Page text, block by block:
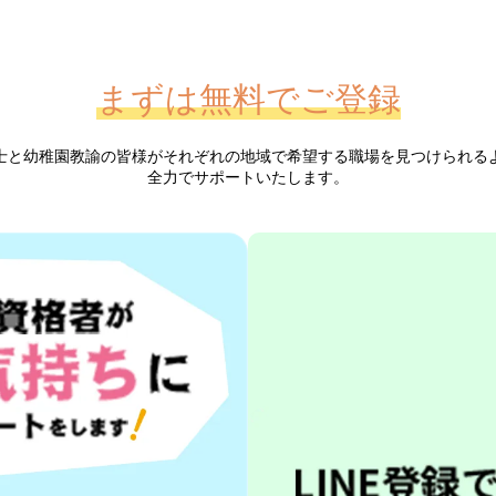
まずは無料でご登録
と幼稚園教諭の皆様がそれぞれの地域で希望する職場を見つけられる
全力でサポートいたします。